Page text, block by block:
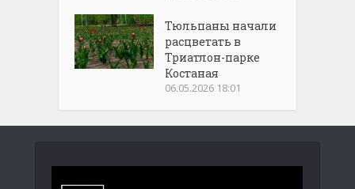
Тюльпаны начали
расцветать в
Триатлон-парке
Костаная
06.05.2026 18:01